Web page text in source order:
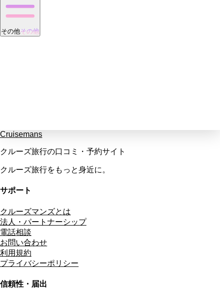
その他その他
Cruisemans
クルーズ旅行の口コミ・予約サイト
クルーズ旅行をもっと身近に。
サポート
クルーズマンズとは
法人・パートナーシップ
電話相談
お問い合わせ
利用規約
プライバシーポリシー
信頼性・届出